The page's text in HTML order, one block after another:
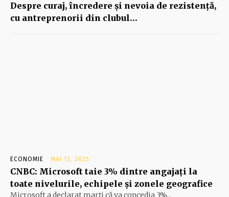
Despre curaj, încredere şi nevoia de rezistenţă,
cu antreprenorii din clubul…
ECONOMIE MAI 13, 2025
CNBC: Microsoft taie 3% dintre angajați la
toate nivelurile, echipele și zonele geografice
Microsoft a declarat marți că va concedia 3%...